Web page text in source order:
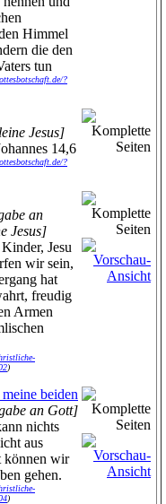
Himmel
die den
tun
?
Jesus]
14,6
?
an
Jesus]
Jesu
wir sein,
hat
freudig
Armen
)
beiden
an Gott]
nichts
aus
können wir
gehen.
)